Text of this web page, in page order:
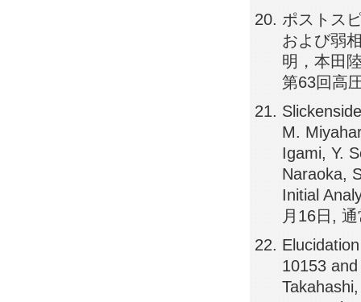
ポストス
および弱
明，本田
第63回高
M.
Igami, Y.
Naraoka,
Initial
月16日,
10153